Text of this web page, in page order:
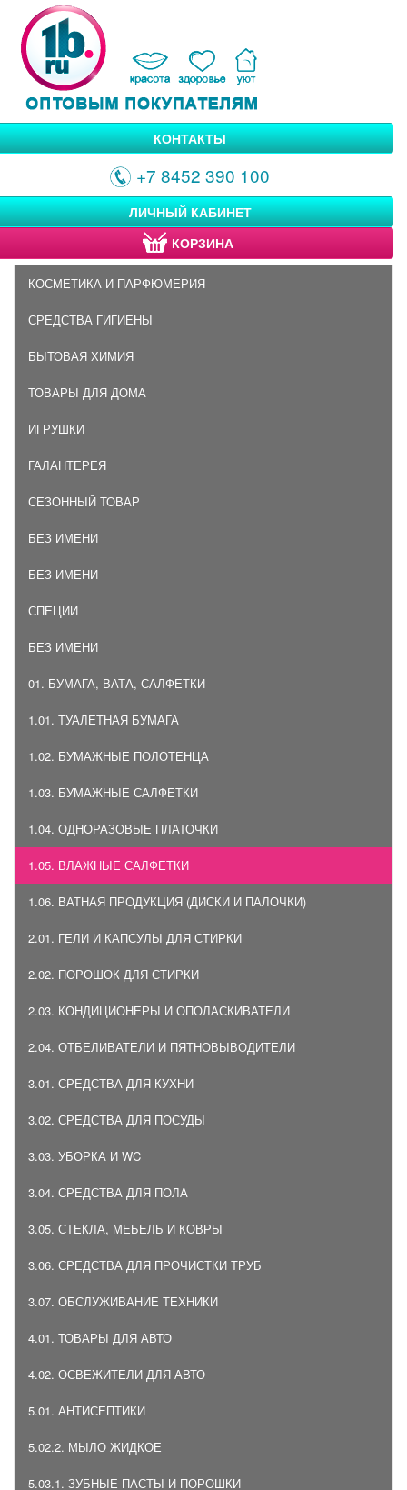
КОНТАКТЫ
+7 8452 390 100
ЛИЧНЫЙ КАБИНЕТ
КОРЗИНА
КОСМЕТИКА И ПАРФЮМЕРИЯ
СРЕДСТВА ГИГИЕНЫ
БЫТОВАЯ ХИМИЯ
ТОВАРЫ ДЛЯ ДОМА
ИГРУШКИ
ГАЛАНТЕРЕЯ
СЕЗОННЫЙ ТОВАР
БЕЗ ИМЕНИ
БЕЗ ИМЕНИ
СПЕЦИИ
БЕЗ ИМЕНИ
01. БУМАГА, ВАТА, САЛФЕТКИ
1.01. ТУАЛЕТНАЯ БУМАГА
1.02. БУМАЖНЫЕ ПОЛОТЕНЦА
1.03. БУМАЖНЫЕ САЛФЕТКИ
1.04. ОДНОРАЗОВЫЕ ПЛАТОЧКИ
1.05. ВЛАЖНЫЕ САЛФЕТКИ
1.06. ВАТНАЯ ПРОДУКЦИЯ (ДИСКИ И ПАЛОЧКИ)
2.01. ГЕЛИ И КАПСУЛЫ ДЛЯ СТИРКИ
2.02. ПОРОШОК ДЛЯ СТИРКИ
2.03. КОНДИЦИОНЕРЫ И ОПОЛАСКИВАТЕЛИ
2.04. ОТБЕЛИВАТЕЛИ И ПЯТНОВЫВОДИТЕЛИ
3.01. СРЕДСТВА ДЛЯ КУХНИ
3.02. СРЕДСТВА ДЛЯ ПОСУДЫ
3.03. УБОРКА И WC
3.04. СРЕДСТВА ДЛЯ ПОЛА
3.05. СТЕКЛА, МЕБЕЛЬ И КОВРЫ
3.06. СРЕДСТВА ДЛЯ ПРОЧИСТКИ ТРУБ
3.07. ОБСЛУЖИВАНИЕ ТЕХНИКИ
4.01. ТОВАРЫ ДЛЯ АВТО
4.02. ОСВЕЖИТЕЛИ ДЛЯ АВТО
5.01. АНТИСЕПТИКИ
5.02.2. МЫЛО ЖИДКОЕ
5.03.1. ЗУБНЫЕ ПАСТЫ И ПОРОШКИ